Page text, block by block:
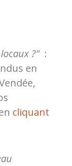
?" :
en
cliquant